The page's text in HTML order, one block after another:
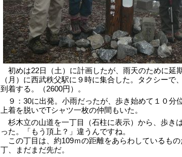
初めは22日（土）に計画したが、雨天のために延
（月）に西武秩父駅に９時に集合した。タクシーで
到着する。（2600円）。
９：30に出発。小雨だったが、歩き始めて１０分
上着を脱いでTシャツ一枚の仲間もいた。
杉木立の山道を一丁目（石柱に表示）から、歩き
った。「もう頂上？」違うんですね。
この丁目は、約109ｍの距離をあらわしているも
丁、まだまだ先だ。